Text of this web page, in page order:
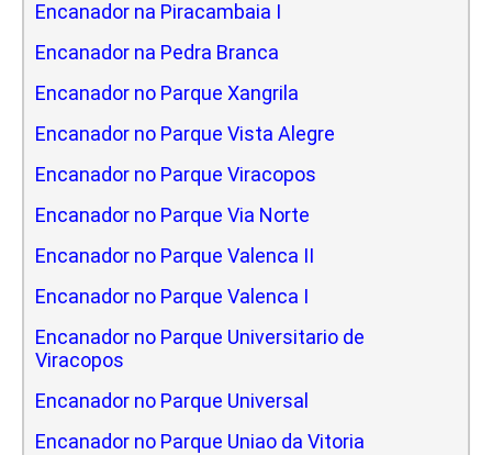
Encanador na Piracambaia I
Encanador na Pedra Branca
Encanador no Parque Xangrila
Encanador no Parque Vista Alegre
Encanador no Parque Viracopos
Encanador no Parque Via Norte
Encanador no Parque Valenca II
Encanador no Parque Valenca I
Encanador no Parque Universitario de
Viracopos
Encanador no Parque Universal
Encanador no Parque Uniao da Vitoria